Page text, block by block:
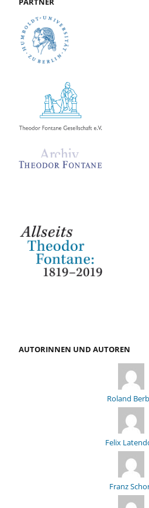
AUTORINNEN UND AUTOREN
Roland
Felix
Franz